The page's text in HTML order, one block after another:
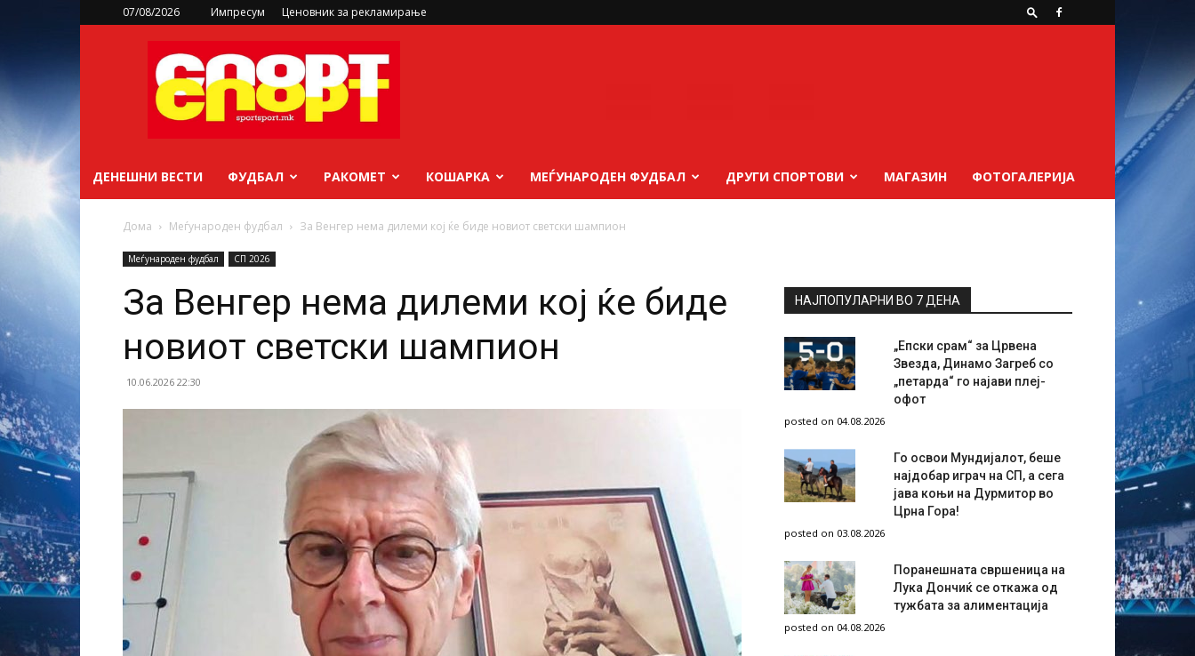
07/08/2026 Импресум Ценовник за рекламирање
sportsport.mk
ДЕНЕШНИ ВЕСТИ ФУДБАЛ РАКОМЕТ КОШАРКА МЕЃУНАРОДЕН ФУДБАЛ ДРУГИ СПОРТОВИ МАГАЗИН ФОТОГАЛЕРИЈА
Дома Меѓународен фудбал За Венгер нема дилеми кој ќе биде новиот светски шампион
Меѓународен фудбал СП 2026
За Венгер нема дилеми кој ќе биде
новиот светски шампион
10.06.2026 22:30
НАЈПОПУЛАРНИ ВО 7 ДЕНА
„Епски срам“ за Црвена
Звезда, Динамо Загреб со
„петарда“ го најави плеј-
офот
posted on 04.08.2026
Го освои Мундијалот, беше
најдобар играч на СП, а сега
јава коњи на Дурмитор во
Црна Гора!
posted on 03.08.2026
Поранешната свршеница на
Лука Дончиќ се откажа од
тужбата за алиментација
posted on 04.08.2026